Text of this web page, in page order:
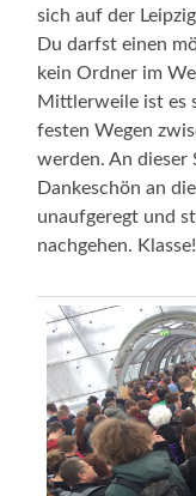
sich auf der
Du darfst einen
kein Ordner im
Mittlerweile ist es
festen Wegen
werden. An dieser
Dankeschön an
unaufgeregt und
nachgehen. Klasse!